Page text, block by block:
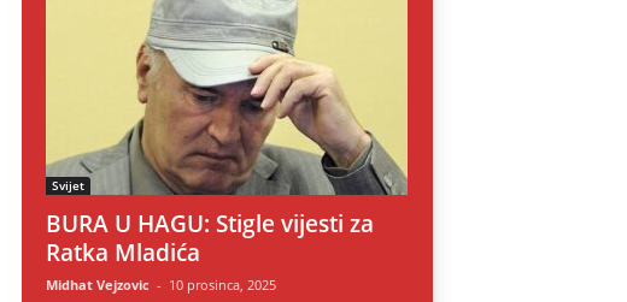
Svijet
BURA U HAGU: Stigle vijesti za
Ratka Mladića
Midhat Vejzovic - 10 prosinca, 2025